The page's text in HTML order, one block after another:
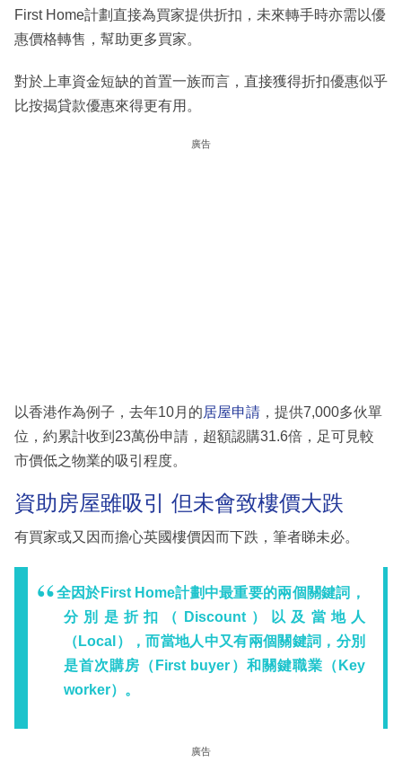
First Home計劃直接為買家提供折扣，未來轉手時亦需以優
惠價格轉售，幫助更多買家。
對於上車資金短缺的首置一族而言，直接獲得折扣優惠似乎
比按揭貸款優惠來得更有用。
廣告
以香港作為例子，去年10月的居屋申請 ，提供7,000多伙單
位，約累計收到23萬份申請，超額認購31.6倍，足可見較
市價低之物業的吸引程度。
資助房屋雖吸引 但未會致樓價大跌
有買家或又因而擔心英國樓價因而下跌，筆者睇未必。
全因於First Home計劃中最重要的兩個關鍵詞，
分別是折扣（Discount）以及當地人
（Local），而當地人中又有兩個關鍵詞，分別
是首次購房（First buyer）和關鍵職業（Key
worker）。
廣告